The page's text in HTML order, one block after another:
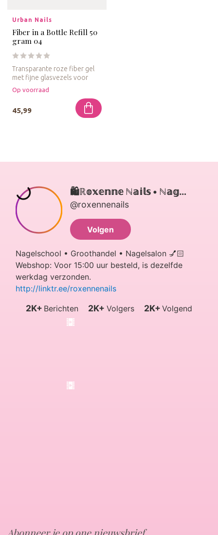
Urban Nails
Fiber in a Bottle Refill 50
gram 04
Transparante roze fiber gel
met fijne glasvezels voor
extra stevigheid in een na...
Op voorraad
45,99